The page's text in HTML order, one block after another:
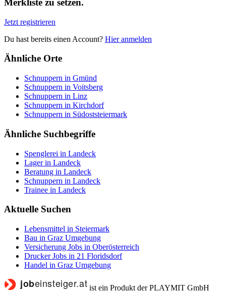
Merkliste zu setzen.
Jetzt registrieren
Du hast bereits einen Account? Hier anmelden
Ähnliche Orte
Schnuppern in Gmünd
Schnuppern in Voitsberg
Schnuppern in Linz
Schnuppern in Kirchdorf
Schnuppern in Südoststeiermark
Ähnliche Suchbegriffe
Spenglerei in Landeck
Lager in Landeck
Beratung in Landeck
Schnuppern in Landeck
Trainee in Landeck
Aktuelle Suchen
Lebensmittel in Steiermark
Bau in Graz Umgebung
Versicherung Jobs in Oberösterreich
Drucker Jobs in 21 Floridsdorf
Handel in Graz Umgebung
ist ein Produkt der PLAYMIT GmbH